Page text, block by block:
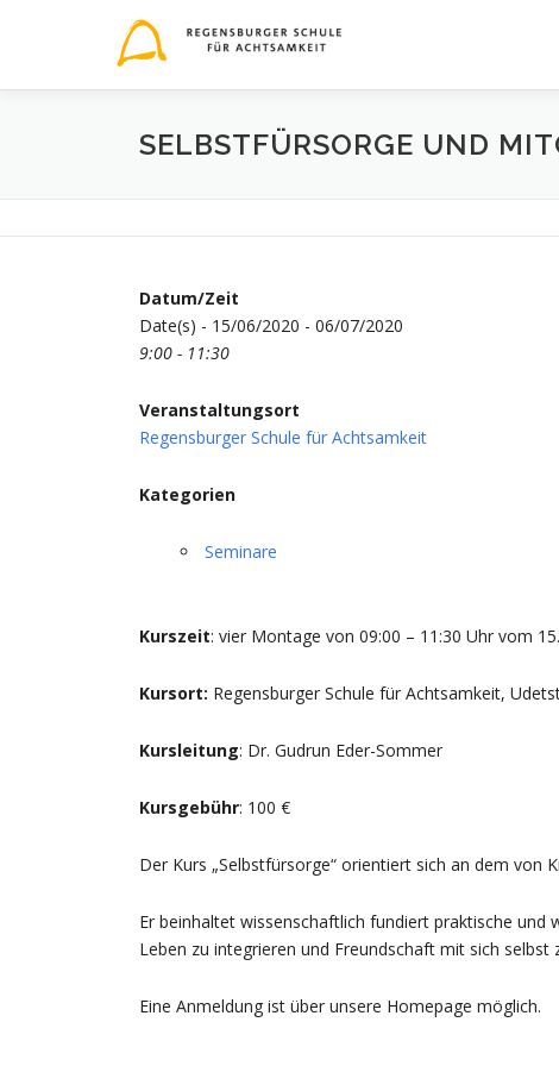
SELBSTFÜRSORGE UND
Datum/Zeit
Date(s) - 15/06/2020 - 06/07/2020
9:00 - 11:30
Veranstaltungsort
Regensburger Schule für Achtsamkeit
Kategorien
Seminare
Kurszeit: vier Montage von 09:00 – 11:30 Uhr vom
Kursort: Regensburger Schule für Achtsamkeit,
Kursleitung: Dr. Gudrun Eder-Sommer
Kursgebühr: 100 €
Der Kurs „Selbstfürsorge“ orientiert sich an dem von
Er beinhaltet wissenschaftlich fundiert praktische und
Leben zu integrieren und Freundschaft mit sich selbst
Eine Anmeldung ist über unsere Homepage möglich.